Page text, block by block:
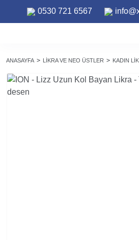
0530 721 6567
ANASAYFA LIKRA VE NEO ÜSTLER KADIN